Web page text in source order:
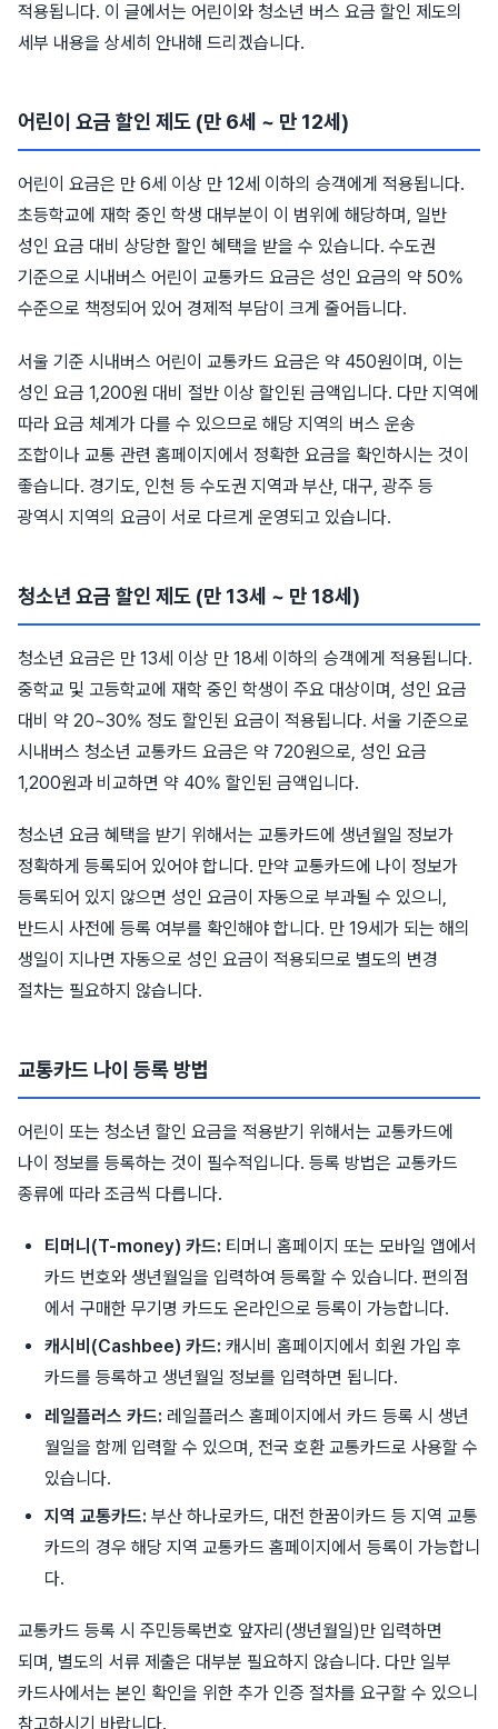
적용됩니다. 이 글에서는 어린이와 청소년 버스 요금 할인 제도의
세부 내용을 상세히 안내해 드리겠습니다.
어린이 요금 할인 제도 (만 6세 ~ 만 12세)
어린이 요금은 만 6세 이상 만 12세 이하의 승객에게 적용됩니다.
초등학교에 재학 중인 학생 대부분이 이 범위에 해당하며, 일반
성인 요금 대비 상당한 할인 혜택을 받을 수 있습니다. 수도권
기준으로 시내버스 어린이 교통카드 요금은 성인 요금의 약 50%
수준으로 책정되어 있어 경제적 부담이 크게 줄어듭니다.
서울 기준 시내버스 어린이 교통카드 요금은 약 450원이며, 이는
성인 요금 1,200원 대비 절반 이상 할인된 금액입니다. 다만 지역에
따라 요금 체계가 다를 수 있으므로 해당 지역의 버스 운송
조합이나 교통 관련 홈페이지에서 정확한 요금을 확인하시는 것이
좋습니다. 경기도, 인천 등 수도권 지역과 부산, 대구, 광주 등
광역시 지역의 요금이 서로 다르게 운영되고 있습니다.
청소년 요금 할인 제도 (만 13세 ~ 만 18세)
청소년 요금은 만 13세 이상 만 18세 이하의 승객에게 적용됩니다.
중학교 및 고등학교에 재학 중인 학생이 주요 대상이며, 성인 요금
대비 약 20~30% 정도 할인된 요금이 적용됩니다. 서울 기준으로
시내버스 청소년 교통카드 요금은 약 720원으로, 성인 요금
1,200원과 비교하면 약 40% 할인된 금액입니다.
청소년 요금 혜택을 받기 위해서는 교통카드에 생년월일 정보가
정확하게 등록되어 있어야 합니다. 만약 교통카드에 나이 정보가
등록되어 있지 않으면 성인 요금이 자동으로 부과될 수 있으니,
반드시 사전에 등록 여부를 확인해야 합니다. 만 19세가 되는 해의
생일이 지나면 자동으로 성인 요금이 적용되므로 별도의 변경
절차는 필요하지 않습니다.
교통카드 나이 등록 방법
어린이 또는 청소년 할인 요금을 적용받기 위해서는 교통카드에
나이 정보를 등록하는 것이 필수적입니다. 등록 방법은 교통카드
종류에 따라 조금씩 다릅니다.
티머니(T-money) 카드: 티머니 홈페이지 또는 모바일 앱에서
카드 번호와 생년월일을 입력하여 등록할 수 있습니다. 편의점
에서 구매한 무기명 카드도 온라인으로 등록이 가능합니다.
캐시비(Cashbee) 카드: 캐시비 홈페이지에서 회원 가입 후
카드를 등록하고 생년월일 정보를 입력하면 됩니다.
레일플러스 카드: 레일플러스 홈페이지에서 카드 등록 시 생년
월일을 함께 입력할 수 있으며, 전국 호환 교통카드로 사용할 수
있습니다.
지역 교통카드: 부산 하나로카드, 대전 한꿈이카드 등 지역 교통
카드의 경우 해당 지역 교통카드 홈페이지에서 등록이 가능합니
다.
교통카드 등록 시 주민등록번호 앞자리(생년월일)만 입력하면
되며, 별도의 서류 제출은 대부분 필요하지 않습니다. 다만 일부
카드사에서는 본인 확인을 위한 추가 인증 절차를 요구할 수 있으니
참고하시기 바랍니다.